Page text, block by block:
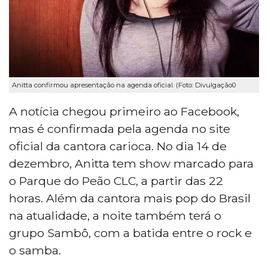
Anitta confirmou apresentação na agenda oficial. (Foto: Divulgação0
A notícia chegou primeiro ao Facebook,
mas é confirmada pela agenda no site
oficial da cantora carioca. No dia 14 de
dezembro, Anitta tem show marcado para
o Parque do Peão CLC, a partir das 22
horas. Além da cantora mais pop do Brasil
na atualidade, a noite também terá o
grupo Sambô, com a batida entre o rock e
o samba.